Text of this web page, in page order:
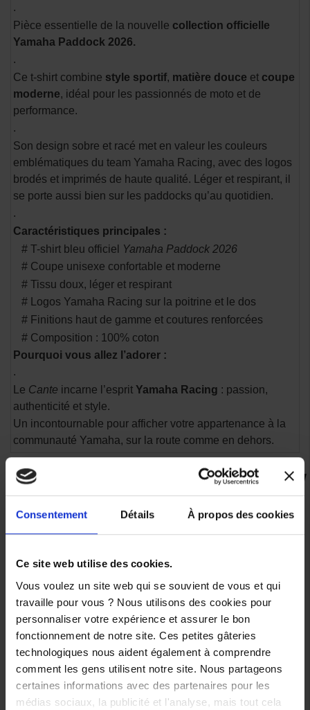
Consentement Détails À propos des cookies
Ce site web utilise des cookies.
Vous voulez un site web qui se souvient de vous et qui
travaille pour vous ? Nous utilisons des cookies pour
personnaliser votre expérience et assurer le bon
fonctionnement de notre site. Ces petites gâteries
technologiques nous aident également à comprendre
comment les gens utilisent notre site. Nous partageons
certaines informations avec des partenaires pour les
médias sociaux, la publicité et l'analyse, mais tout cela
.
Pièce essentielle de la nouvelle collection officielle
Yamaha Paddock 2026.
.
Ce t-shirt combine style sportif, matière douce et coupe
moderne, idéal pour les passionnés de moto et de
performance.
.
Son design sobre et racé met en valeur les couleurs
emblématiques du team Yamaha Racing, avec des logos
brodés et imprimés de haute qualité. Léger et respirant, il
se porte aussi bien sur les paddocks qu’au quotidien.
.
Caractéristiques principales :
# T-shirt bleu officiel
Yamaha Paddock 2026
# Coupe unisexe confortable et moderne
# Tissu doux, léger et respirant
# Logos Yamaha Racing sur la poitrine et le dos
# Finitions haut de gamme et coutures renforcées
# Composition : 100% coton
Pourquoi vous allez l’adorer :
.
Le Cante incarne l’esprit Yamaha Racing : passion,
authenticité et style.
Un incontournable pour afficher votre appartenance à la
communauté Yamaha, sur la route comme en dehors.
VOUS AIMEREZ AUSSI
-39,10 €
Blouson
Unisexe
Yamaha
Paddock
Bangor
-
Collection
2026/2027
179,00 €
-5%
Veste
Softshell
Homme
Yamaha
Paddock
2026 -
Cardif
129,00 €
-5%